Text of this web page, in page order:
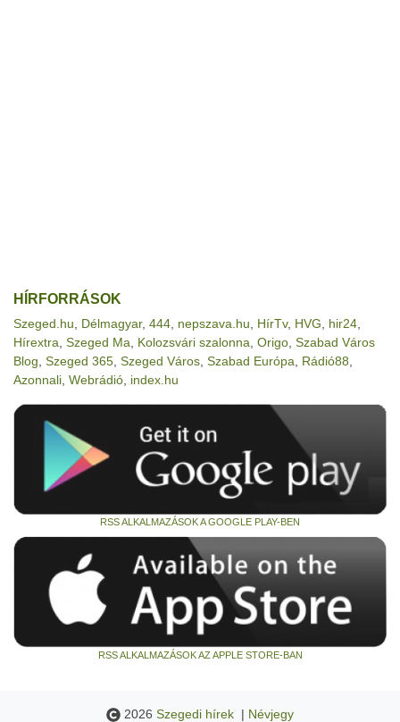
HÍRFORRÁSOK
Szeged.hu Délmagyar, 444 nepszava.hu HírTv, HVG hir24
Hírextra Szeged Ma Kolozsvári szalonna Origo Szabad Város
Blog Szeged 365 Szeged Város Szabad Európa Rádió88
Azonnali Webrádió index.hu
RSS ALKALMAZÁSOK A GOOGLE PLAY-BEN
RSS ALKALMAZÁSOK AZ APPLE STORE-BAN
2026 Szegedi hírek | Névjegy